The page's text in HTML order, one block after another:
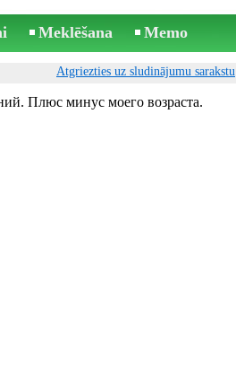
Meklēšana Memo
Atgriezties uz sludinājumu sarakstu
Плюс минус моего возраста.